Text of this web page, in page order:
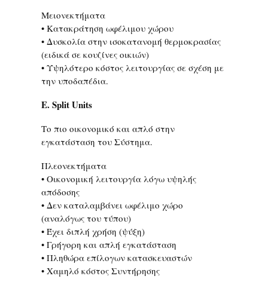
Μειονεκτήματα
• Κατακράτηση ωφέλιμου χώρου
• Δυσκολία στην ισοκατανομή θερμοκρασίας
(ειδικά σε κουζίνες οικιών)
• Υψηλότερο κόστος λειτουργίας σε σχέση με
την υποδαπέδια.
Ε. Split Units
Το πιο οικονομικό και απλό στην
εγκατάσταση του Σύστημα.
Πλεονεκτήματα
• Οικονομική λειτουργία λόγω υψηλής
απόδοσης
• Δεν καταλαμβάνει ωφέλιμο χώρο
(αναλόγως του τύπου)
• Έχει διπλή χρήση (ψύξη)
• Γρήγορη και απλή εγκατάσταση
• Πληθώρα επίλογων κατασκευαστών
• Χαμηλό κόστος Συντήρησης